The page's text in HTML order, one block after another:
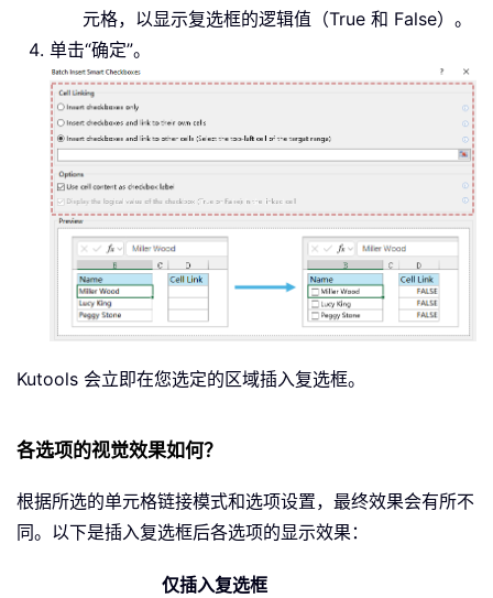
元格，以显示复选框的逻辑值（True 和 False）。
单击“确定”。
Kutools 会立即在您选定的区域插入复选框。
各选项的视觉效果如何？
根据所选的单元格链接模式和选项设置，最终效果会有所不
同。以下是插入复选框后各选项的显示效果：
仅插入复选框